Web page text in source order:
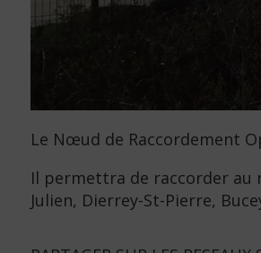
Le Nœud de Raccordement
Il permettra de raccorder au
Julien, Dierrey-St-Pierre,